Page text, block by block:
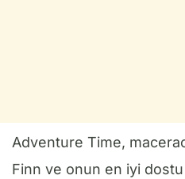
Adventure Time,
Finn ve onun en iyi